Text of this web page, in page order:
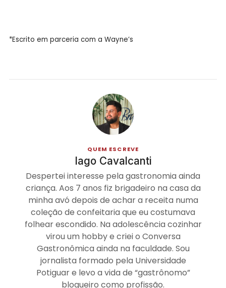
*Escrito em parceria com a Wayne’s
QUEM ESCREVE
Iago Cavalcanti
Despertei interesse pela gastronomia ainda
criança. Aos 7 anos fiz brigadeiro na casa da
minha avó depois de achar a receita numa
coleção de confeitaria que eu costumava
folhear escondido. Na adolescência cozinhar
virou um hobby e criei o Conversa
Gastronômica ainda na faculdade. Sou
jornalista formado pela Universidade
Potiguar e levo a vida de “gastrônomo”
blogueiro como profissão.